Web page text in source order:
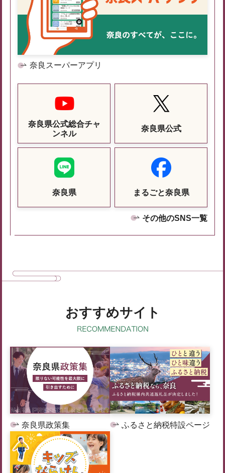
奈良スーパーアプリ
奈良県公式総合チャ
ンネル
奈良県公式
奈良県 まるごと奈良県
その他のSNS一覧
おすすめサイト
奈良県政策集 ふるさと納税特設ページ